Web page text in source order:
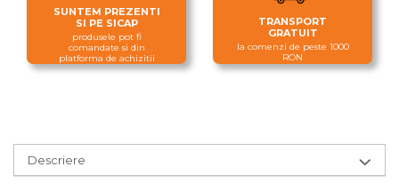
SUNTEM PREZENTI
SI PE SICAP
produsele pot fi
comandate si din
platforma de achizitii
TRANSPORT
GRATUIT
la comenzi de peste 1000
RON
Descriere